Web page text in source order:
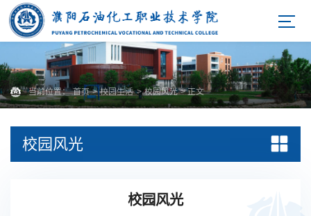
当前位置： 首页 > 校园生活 > 校园风光 > 正文
校园风光
校园风光